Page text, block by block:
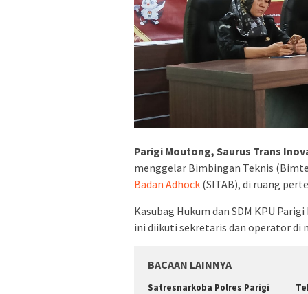
Parigi Moutong, Saurus Trans
menggelar Bimbingan Teknis
Badan Adhock (SITAB), di ruang
Kasubag Hukum dan SDM KPU
ini diikuti sekretaris dan operator di
BACAAN LAINNYA
Satresnarkoba Polres Parigi